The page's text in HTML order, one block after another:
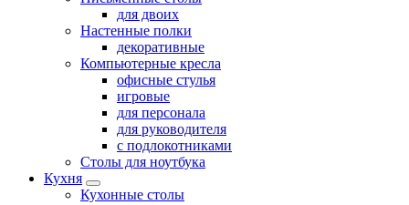
для двоих
Настенные полки
декоративные
Компьютерные кресла
офисные стулья
игровые
для персонала
для руководителя
с подлокотниками
Столы для ноутбука
Кухня
Кухонные столы